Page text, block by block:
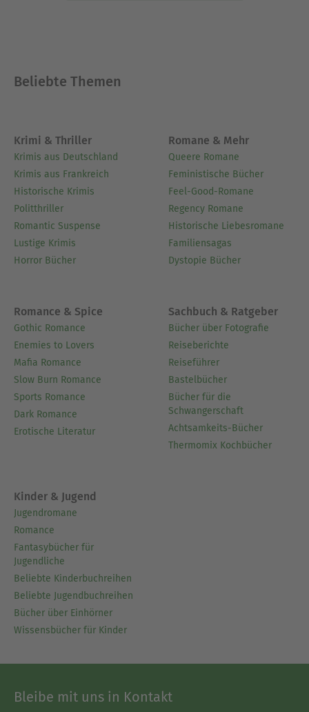
Beliebte Themen
Krimi & Thriller
Krimis aus Deutschland
Krimis aus Frankreich
Historische Krimis
Politthriller
Romantic Suspense
Lustige Krimis
Horror Bücher
Romane & Mehr
Queere Romane
Feministische Bücher
Feel-Good-Romane
Regency Romane
Historische Liebesromane
Familiensagas
Dystopie Bücher
Romance & Spice
Gothic Romance
Enemies to Lovers
Mafia Romance
Slow Burn Romance
Sports Romance
Dark Romance
Erotische Literatur
Sachbuch & Ratgeber
Bücher über Fotografie
Reiseberichte
Reiseführer
Bastelbücher
Bücher für die
Schwangerschaft
Achtsamkeits-Bücher
Thermomix Kochbücher
Kinder & Jugend
Jugendromane
Romance
Fantasybücher für
Jugendliche
Beliebte Kinderbuchreihen
Beliebte Jugendbuchreihen
Bücher über Einhörner
Wissensbücher für Kinder
Bleibe mit uns in Kontakt